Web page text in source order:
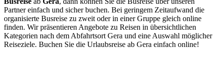
Partner einfach und sicher buchen. Bei geringem Zeitaufwand die
organisierte Busreise zu zweit oder in einer Gruppe gleich online
finden. Wir präsentieren Angebote zu Reisen in übersichtlichen
Kategorien nach dem Abfahrtsort Gera und eine Auswahl möglicher
Reiseziele. Buchen Sie die Urlaubsreise ab Gera einfach online!